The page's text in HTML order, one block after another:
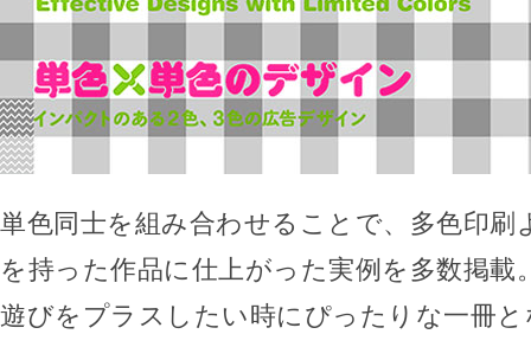
単色同士を組み合わせることで、多色印刷
を持った作品に仕上がった実例を多数掲載
遊びをプラスしたい時にぴったりな一冊